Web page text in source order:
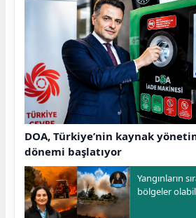
DOA, Türkiye’nin kaynak
dönemi başlatıyor
Yangınların
bölgeler